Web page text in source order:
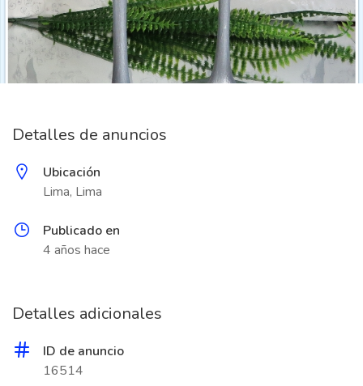
Detalles de anuncios
Ubicación
Lima, Lima
Publicado en
4 años hace
Detalles adicionales
ID de anuncio
16514